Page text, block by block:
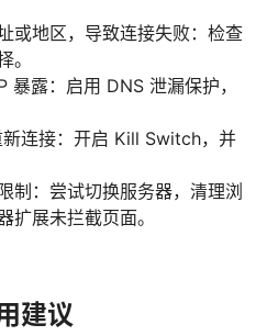
或地区，导致连接失败：检查
。
暴露：启用 DNS 泄漏保护，
连接：开启 Kill Switch，并
制：尝试切换服务器，清理浏
扩展未拦截页面。
建议